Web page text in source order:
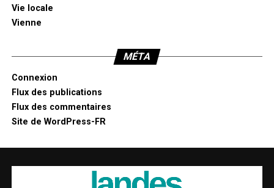
Vie locale
Vienne
MÉTA
Connexion
Flux des publications
Flux des commentaires
Site de WordPress-FR